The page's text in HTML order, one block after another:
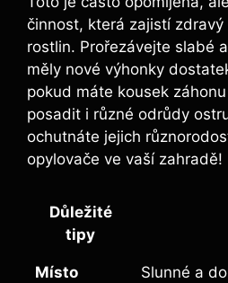
činnost, která zajistí
rostlin. Prořezávejte slabé
měly nové výhonky
pokud máte kousek
posadit i různé odrůdy
ochutnáte jejich
opylovače ve vaší zahradě!
Důležité
tipy
Místo Slunné a